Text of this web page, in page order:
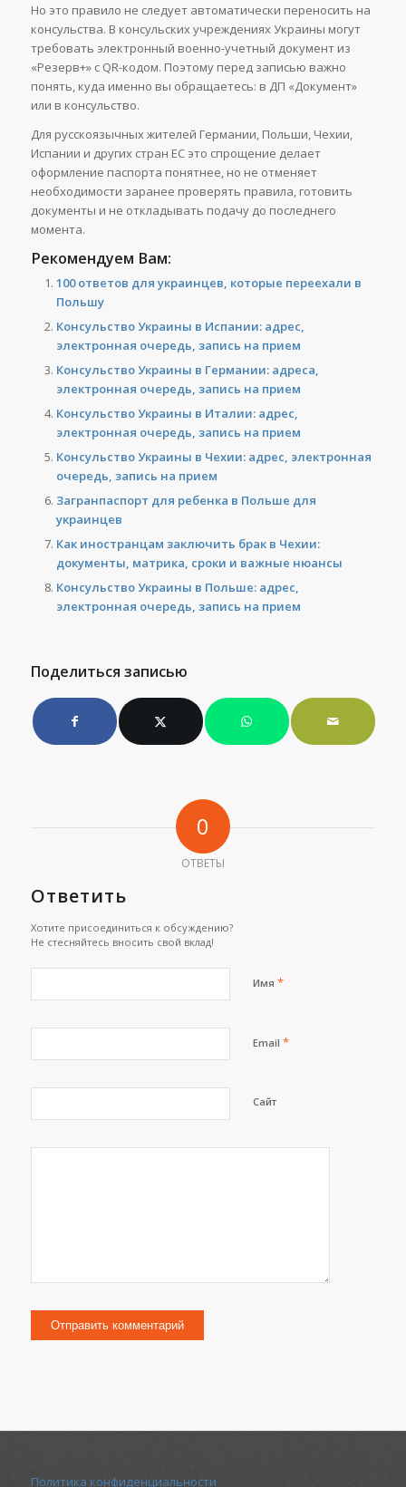
Но это правило не следует автоматически переносить на
консульства. В консульских учреждениях Украины могут
требовать электронный военно-учетный документ из
«Резерв+» с QR-кодом. Поэтому перед записью важно
понять, куда именно вы обращаетесь: в ДП «Документ»
или в консульство.
Для русскоязычных жителей Германии, Польши, Чехии,
Испании и других стран ЕС это спрощение делает
оформление паспорта понятнее, но не отменяет
необходимости заранее проверять правила, готовить
документы и не откладывать подачу до последнего
момента.
Рекомендуем Вам:
100 ответов для украинцев, которые переехали в
Польшу
Консульство Украины в Испании: адрес,
электронная очередь, запись на прием
Консульство Украины в Германии: адреса,
электронная очередь, запись на прием
Консульство Украины в Италии: адрес,
электронная очередь, запись на прием
Консульство Украины в Чехии: адрес, электронная
очередь, запись на прием
Загранпаспорт для ребенка в Польше для
украинцев
Как иностранцам заключить брак в Чехии:
документы, матрика, сроки и важные нюансы
Консульство Украины в Польше: адрес,
электронная очередь, запись на прием
Поделиться записью
0
ОТВЕТЫ
Ответить
Хотите присоединиться к обсуждению?
Не стесняйтесь вносить свой вклад!
Имя *
Email *
Сайт
Политика конфиденциальности